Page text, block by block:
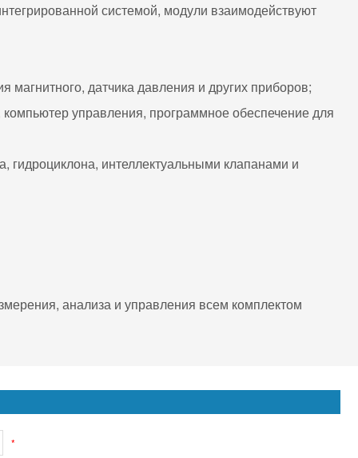
системой, модули взаимодействуют
магнитного, датчика давления и других приборов;
управления, программное обеспечение для
гидроциклона, интеллектуальными клапанами и
анализа и управления всем комплектом
*